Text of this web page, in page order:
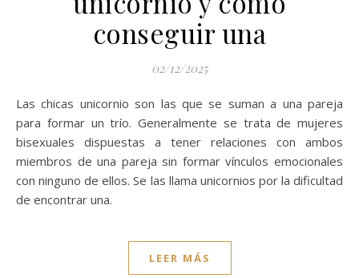
conseguir una
02/12/2025
Las chicas unicornio son las que se suman a una pareja
para formar un trío. Generalmente se trata de mujeres
bisexuales dispuestas a tener relaciones con ambos
miembros de una pareja sin formar vínculos emocionales
con ninguno de ellos. Se las llama unicornios por la dificultad
de encontrar una.
LEER MÁS